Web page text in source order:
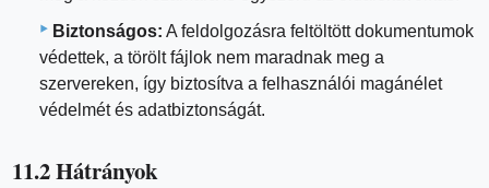
Biztonságos: A feldolgozásra feltöltött dokumentumok
védettek, a törölt fájlok nem maradnak meg a
szervereken, így biztosítva a felhasználói magánélet
védelmét és adatbiztonságát.
11.2 Hátrányok